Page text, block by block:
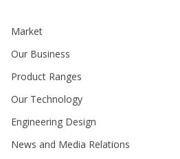
Market
Our Business
Product Ranges
Our Technology
Engineering Design
News and Media Relations